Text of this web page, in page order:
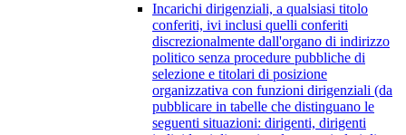
Incarichi dirigenziali, a qualsiasi titolo
conferiti, ivi inclusi quelli conferiti
discrezionalmente dall'organo di indirizzo
politico senza procedure pubbliche di
selezione e titolari di posizione
organizzativa con funzioni dirigenziali (da
pubblicare in tabelle che distinguano le
seguenti situazioni: dirigenti, dirigenti